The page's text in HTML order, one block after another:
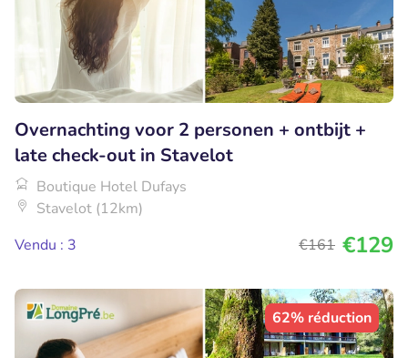
Overnachting voor 2 personen + ontbijt +
late check-out in Stavelot
Boutique Hotel Dufays
Stavelot (12km)
Vendu : 3
€161 €129
62% réduction